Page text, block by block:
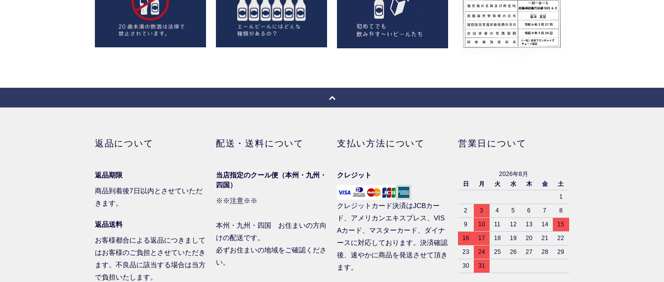
返品について
返品期限
商品到着後7日以内とさせていただ
きます。
返品送料
お客様都合による返品につきまして
はお客様のご負担とさせていただき
ます。不良品に該当する場合は当方
で負担いたします。
配送・送料について
当店指定のクール便（本州・九州・
四国）
※※注意※※
本州・九州・四国 お住まいの方向
けの配送です。
必ずお住まいの地域をご確認くださ
い。
支払い方法について
クレジット
クレジットカード決済はJCBカー
ド、アメリカンエキスプレス、VIS
Aカード、マスターカード、ダイナ
ースに対応しております。決済確認
後、速やかに商品を発送させて頂き
ます。
営業日について
2026年8月
日
月 火 水 木 金
土
1
2
3 4 5 6 7
8
9
10 11 12 13 14
15
16
17 18 19 20 21
22
23
24 25 26 27 28
29
30
31